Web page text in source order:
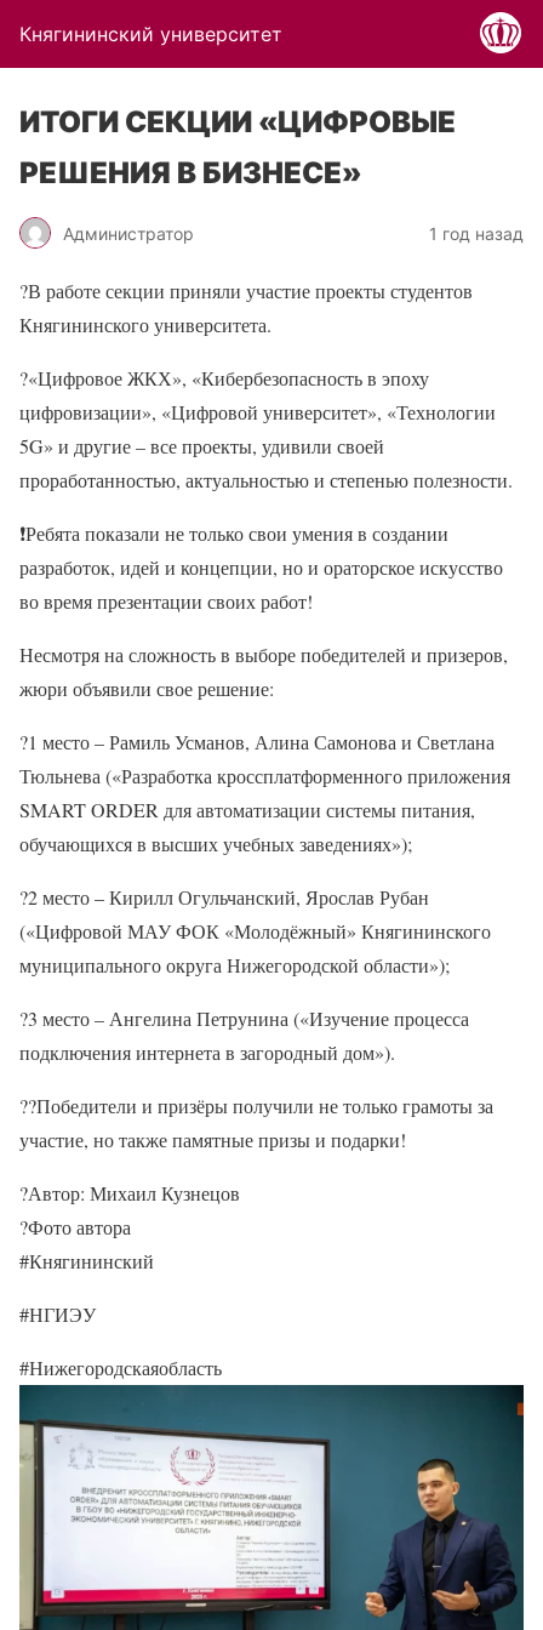
Княгининский университет
ИТОГИ СЕКЦИИ «ЦИФРОВЫЕ
РЕШЕНИЯ В БИЗНЕСЕ»
Администратор 1 год назад
?В работе секции приняли участие проекты студентов
Княгининского университета.
?«Цифровое ЖКХ», «Кибербезопасность в эпоху
цифровизации», «Цифровой университет», «Технологии
5G» и другие – все проекты, удивили своей
проработанностью, актуальностью и степенью полезности.
❗Ребята показали не только свои умения в создании
разработок, идей и концепции, но и ораторское искусство
во время презентации своих работ!
Несмотря на сложность в выборе победителей и призеров,
жюри объявили свое решение:
?1 место – Рамиль Усманов, Алина Самонова и Светлана
Тюльнева («Разработка кроссплатформенного приложения
SMART ORDER для автоматизации системы питания,
обучающихся в высших учебных заведениях»);
?2 место – Кирилл Огульчанский, Ярослав Рубан
(«Цифровой МАУ ФОК «Молодёжный» Княгининского
муниципального округа Нижегородской области»);
?3 место – Ангелина Петрунина («Изучение процесса
подключения интернета в загородный дом»).
??Победители и призёры получили не только грамоты за
участие, но также памятные призы и подарки!
?Автор: Михаил Кузнецов
?Фото автора
#Княгининский
#НГИЭУ
#Нижегородскаяобласть